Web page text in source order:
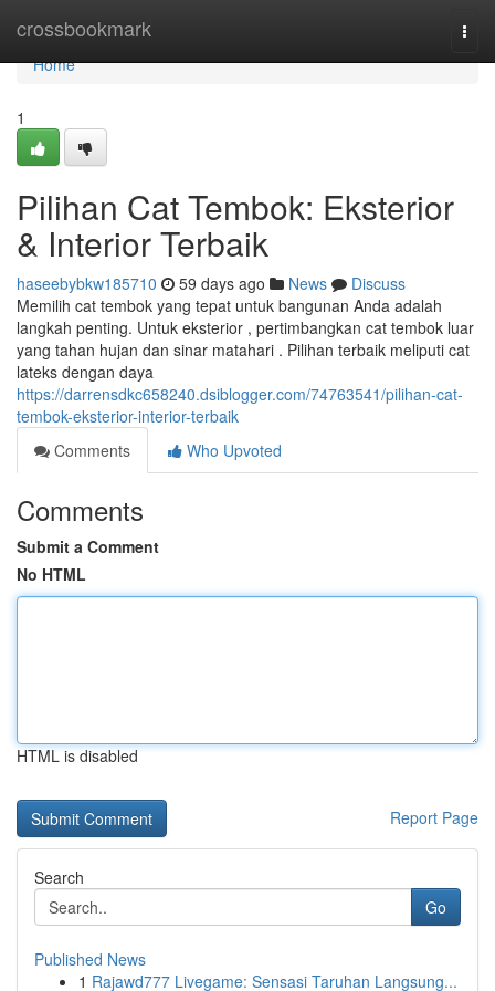
crossbookmark
Home
Home
1
Pilihan Cat Tembok: Eksterior
& Interior Terbaik
haseebybkw185710 59 days ago News
Discuss
Memilih cat tembok yang tepat untuk bangunan Anda adalah
langkah penting. Untuk eksterior , pertimbangkan cat tembok luar
yang tahan hujan dan sinar matahari . Pilihan terbaik meliputi cat
lateks dengan daya
https://darrensdkc658240.dsiblogger.com/74763541/pilihan-cat-
tembok-eksterior-interior-terbaik
Comments
Who Upvoted
Comments
Submit a Comment
No HTML
HTML is disabled
Report Page
Search
Go
Published News
1 Rajawd777 Livegame: Sensasi Taruhan Langsung...